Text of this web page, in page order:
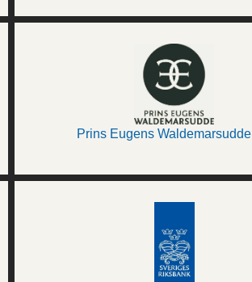
Prins Eugens Waldemarsudde